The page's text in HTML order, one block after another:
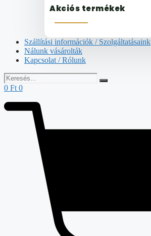
Akciós termékek
Szállítási információk / Szolgáltatásaink
Nálunk vásárolták
Kapcsolat / Rólunk
0 Ft 0